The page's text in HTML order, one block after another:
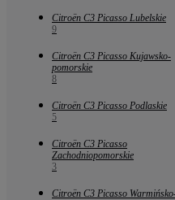
Citroën C3 Picasso Lubelskie
9
Citroën C3 Picasso Kujawsko-
pomorskie
8
Citroën C3 Picasso Podlaskie
5
Citroën C3 Picasso
Zachodniopomorskie
3
Citroën C3 Picasso